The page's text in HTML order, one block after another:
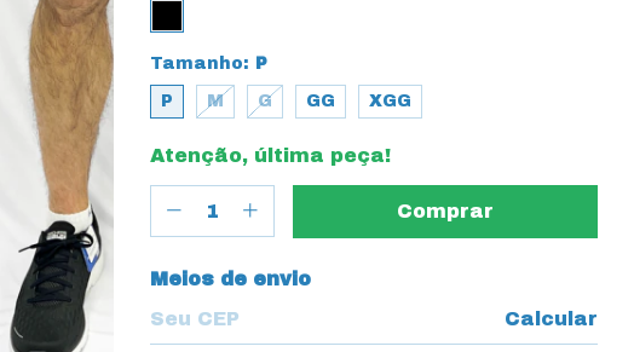
Tamanho: P
P M G GG XGG
Atenção, última peça!
Entregas para o CEP:
Meios de envio
Calcular